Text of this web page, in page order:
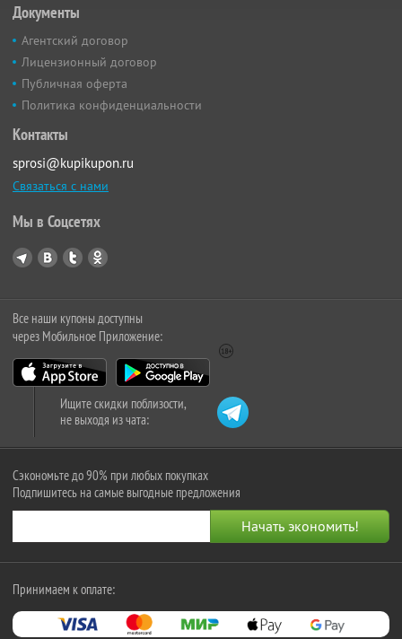
Документы
Агентский договор
Лицензионный договор
Публичная оферта
Политика конфиденциальности
Контакты
sprosi@kupikupon.ru
Связаться с нами
Мы в Соцсетях
Все наши купоны доступны
через Мобильное Приложение:
Ищите скидки поблизости,
не выходя из чата:
Сэкономьте до 90% при любых покупках
Подпишитесь на самые выгодные предложения
Принимаем к оплате: